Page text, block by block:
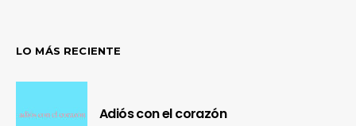
LO MÁS RECIENTE
Adiós con el corazón